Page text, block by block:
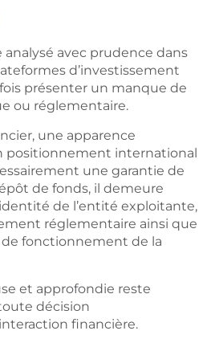
analysé avec prudence dans
d’investissement
présenter un manque de
ou réglementaire.
une apparence
positionnement international
une garantie de
de fonds, il demeure
de l’entité exploitante,
réglementaire ainsi que
fonctionnement de la
et approfondie reste
décision
financière.